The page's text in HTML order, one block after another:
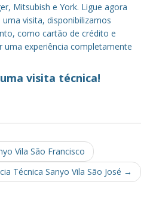
Mitsubish e York. Ligue agora
visita, disponibilizamos
como cartão de crédito e
experiência completamente
visita técnica!
Vila São Francisco
Técnica Sanyo Vila São José →